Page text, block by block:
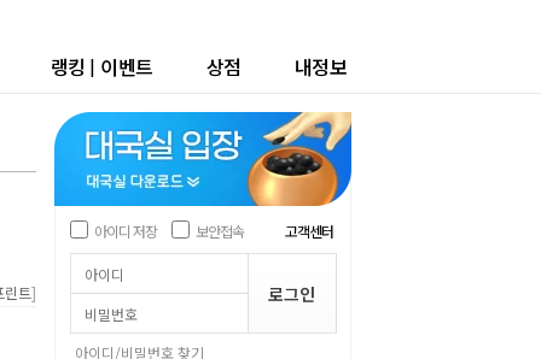
랭킹 | 이벤트 상점 내정보
린트]
아이디 저장 보안접속 고객센터
아이디/비밀번호 찾기